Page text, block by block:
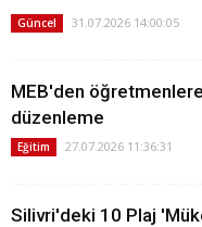
Güncel 31.07.2026 14:00:05
MEB'den
düzenleme
Eğitim 27.07.2026 11:36:31
Silivri'deki 10 Plaj